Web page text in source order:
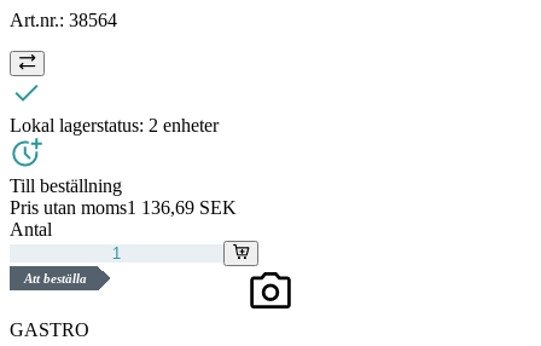
Art.nr.: 38564
Lokal lagerstatus: 2 enheter
Till beställning
Pris utan moms1 136,69 SEK
Antal
Att beställa
GASTRO